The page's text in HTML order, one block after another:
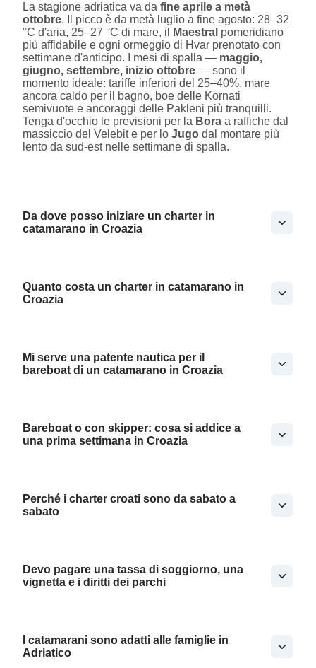
La stagione adriatica va da fine aprile a metà
ottobre. Il picco è da metà luglio a fine agosto: 28–32
°C d'aria, 25–27 °C di mare, il
Maestral pomeridiano
più affidabile e ogni ormeggio di Hvar prenotato con
settimane d'anticipo. I mesi di spalla — maggio,
giugno, settembre, inizio ottobre — sono il
momento ideale: tariffe inferiori del 25–40%, mare
ancora caldo per il bagno, boe delle Kornati
semivuote e ancoraggi delle Pakleni più tranquilli.
Tenga d'occhio le previsioni per la Bora a raffiche dal
massiccio del Velebit e per lo Jugo dal montare più
lento da sud-est nelle settimane di spalla.
Da dove posso iniziare un charter in
catamarano in Croazia
Quanto costa un charter in catamarano in
Croazia
Mi serve una patente nautica per il
bareboat di un catamarano in Croazia
Bareboat o con skipper: cosa si addice a
una prima settimana in Croazia
Perché i charter croati sono da sabato a
sabato
Devo pagare una tassa di soggiorno, una
vignetta e i diritti dei parchi
I catamarani sono adatti alle famiglie in
Adriatico